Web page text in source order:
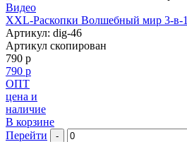
Видео
XXL-Раскопки Волшебный мир 3-в-1
Артикул: dig-46
Артикул скопирован
790 р
790 р
ОПТ
цена и
наличие
В корзине
Перейти
-